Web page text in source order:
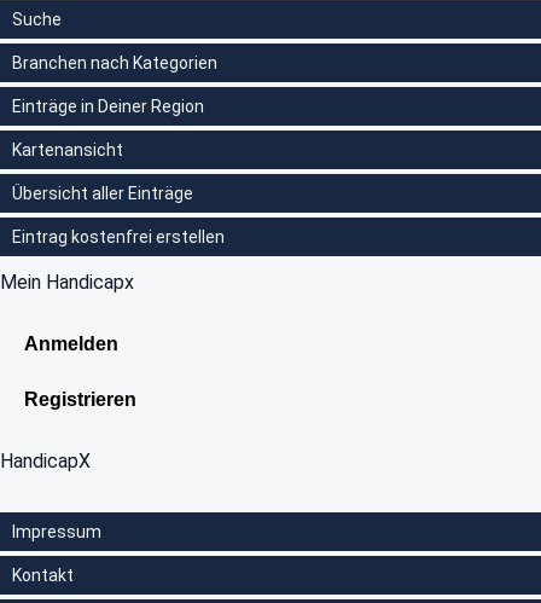
Suche
Branchen nach Kategorien
Einträge in Deiner Region
Kartenansicht
Übersicht aller Einträge
Eintrag kostenfrei erstellen
Mein Handicapx
Anmelden
Registrieren
HandicapX
Impressum
Kontakt